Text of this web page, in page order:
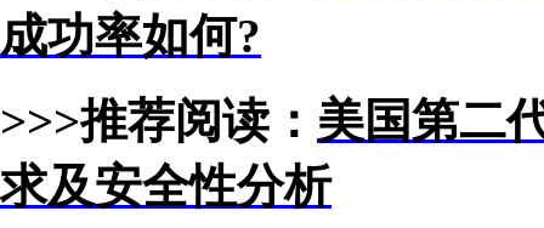
成功率如何?
>>>推荐阅读： 美国第二
求及安全性分析